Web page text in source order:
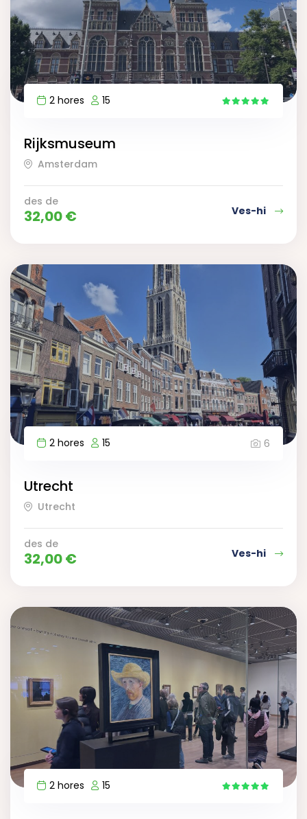
2 hores
15
Rijksmuseum
Amsterdam
des de
32,00€ Ves-hi
2 hores 15 6
Utrecht
Utrecht
des de
32,00€ Ves-hi
2 hores
15